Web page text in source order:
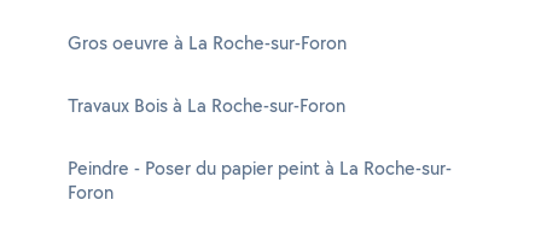
Gros oeuvre à La Roche-sur-Foron
Travaux Bois à La Roche-sur-Foron
Peindre - Poser du papier peint à La Roche-sur-
Foron